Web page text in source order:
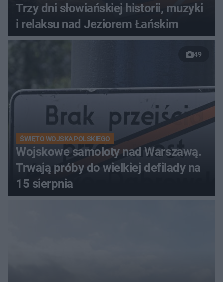
Trzy dni słowiańskiej historii, muzyki
i relaksu nad Jeziorem Łańskim
49
ŚWIĘTO WOJSKA POLSKIEGO
Wojskowe samoloty nad Warszawą.
Trwają próby do wielkiej defilady na
15 sierpnia